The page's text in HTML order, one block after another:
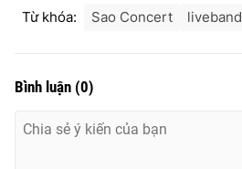
Từ khóa: Sao Concert liveband
Bình luận (0)